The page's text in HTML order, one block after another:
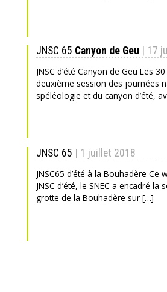
JNSC 65 Canyon de Geu | 17
JNSC d’été Canyon de Geu Les
deuxième session des journées
spéléologie et du canyon d’été,
JNSC 65 | 1 juillet 2018
JNSC65 d’été à la Bouhadère Ce
JNSC d’été, le SNEC a encadré la
grotte de la Bouhadère sur […]